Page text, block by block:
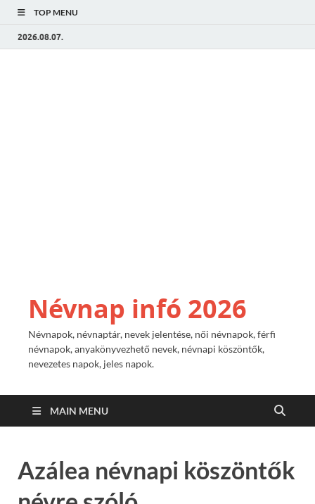
TOP MENU
2026.08.07.
Névnap infó 2026
Névnapok, névnaptár, nevek jelentése, női névnapok, férfi
névnapok, anyakönyvezhető nevek, névnapi köszöntők,
nevezetes napok, jeles napok.
MAIN MENU
Azálea névnapi köszöntők